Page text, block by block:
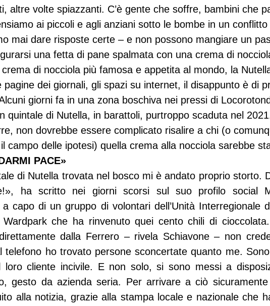
altre volte spiazzanti. C’è gente che soffre, bambini che
ai piccoli e agli anziani sotto le bombe in un conflitto
mai dare risposte certe – e non possono mangiare un
una fetta di pane spalmata con una crema di
di nocciola più famosa e appetita al mondo, la
pagine dei giornali, gli spazi su internet, il disappunto è di
giorni fa in una zona boschiva nei pressi di
quintale di Nutella, in barattoli, purtroppo scaduta nel
non dovrebbe essere complicato risalire a chi (o
campo delle ipotesi) quella crema alla nocciola sarebbe
PACE»
di Nutella trovata nel bosco mi è andato proprio storto.
ha scritto nei giorni scorsi sul suo profilo social
a capo di un gruppo di volontari dell’Unità Interregionale
Wardpark che ha rinvenuto quei cento chili di
dalla Ferrero – rivela Schiavone – non
telefono ho trovato persone sconcertate quanto me.
loro cliente incivile. E non solo, si sono messi a
gesto da azienda seria. Per arrivare a ciò
alla notizia, grazie alla stampa locale e nazionale che